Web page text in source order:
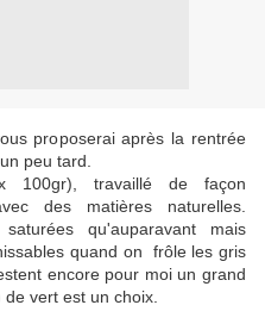
proposerai après la rentrée
peu tard.
100gr), travaillé de façon
des matières naturelles.
qu'auparavant mais
quand on frôle les gris
encore pour moi un grand
vert est un choix.